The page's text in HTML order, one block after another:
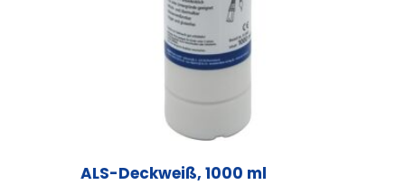
ALS-Deckweiß, 1000 ml